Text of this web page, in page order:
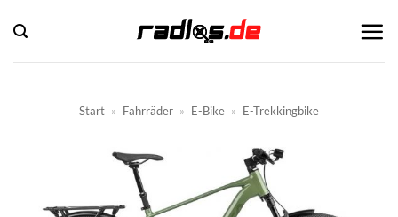
Inhalt
springen
Start » Fahrräder » E-Bike » E-Trekkingbike